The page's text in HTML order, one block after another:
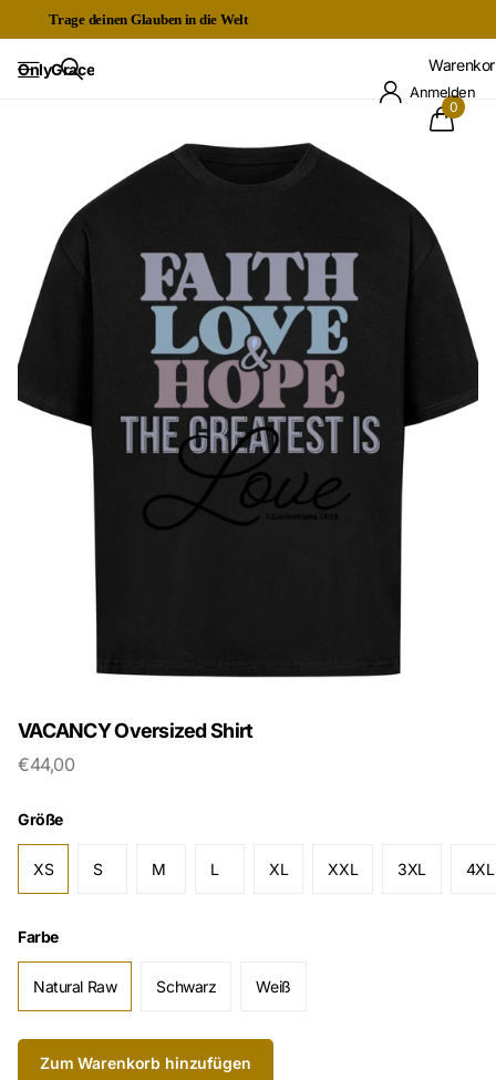
Trage deinen Glauben in die Welt
OnlyGrace
Anmelden
0
VACANCY Oversized Shirt
€44,00
Größe
XS S M L XL XXL 3XL 4XL
Farbe
Natural Raw Schwarz Weiß
Zum Warenkorb hinzufügen